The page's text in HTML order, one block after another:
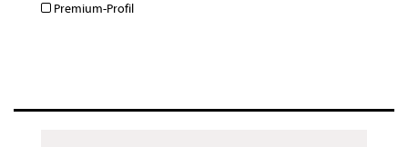
Premium-Profil